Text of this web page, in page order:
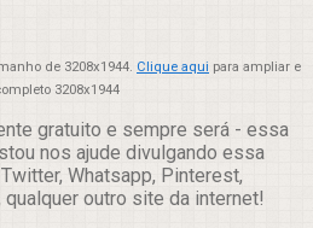
de 3208x1944. Clique aqui para ampliar e
3208x1944
gratuito e sempre será - essa
nos ajude divulgando essa
Whatsapp, Pinterest,
outro site da internet!